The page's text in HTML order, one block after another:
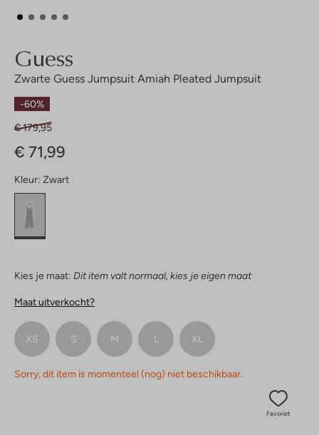
Guess
Zwarte Guess Jumpsuit Amiah Pleated Jumpsuit
-60%
€ 179,95
€ 71,99
Kleur: Zwart
Kies je maat: Dit item valt normaal, kies je eigen maat
Maat uitverkocht?
XS S M L XL
Sorry, dit item is momenteel (nog) niet beschikbaar.
Favoriet